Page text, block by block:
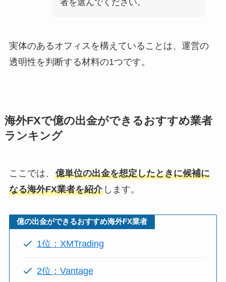
者を選んでください。
実体のあるオフィスを構えていることは、運営の
透明性を判断する材料の1つです。
海外FXで億の出金ができるおすすめ業者
ランキング
ここでは、 億単位の出金を想定したときに候補に
なる海外FX業者を紹介します。
億の出金ができるおすすめ海外FX業者
1位：XMTrading
2位：Vantage